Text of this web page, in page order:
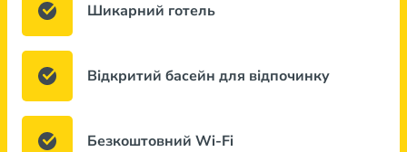
Шикарний готель
Відкритий басейн для відпочинку
Безкоштовний Wi-Fi